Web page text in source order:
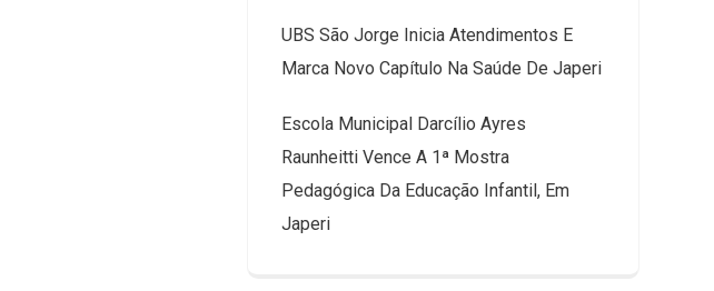
UBS São Jorge Inicia Atendimentos E
Marca Novo Capítulo Na Saúde De Japeri
Escola Municipal Darcílio Ayres
Raunheitti Vence A 1ª Mostra
Pedagógica Da Educação Infantil, Em
Japeri